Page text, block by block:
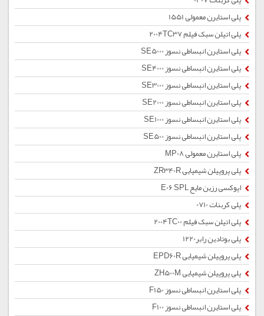
پلی استایرن معمولی 1551
پلی اتیلن سبک فیلم 2004TC37
پلی استایرن انبساطی نسوز SE5000
پلی استایرن انبساطی نسوز SE4000
پلی استایرن انبساطی نسوز SE3000
پلی استایرن انبساطی نسوز SE2000
پلی استایرن انبساطی نسوز SE1000
پلی استایرن انبساطی نسوز SE500
پلی استایرن معمولی MP08
پلی پروپیلن شیمیایی ZR340R
اپوکسی رزین مایع E06 SPL
پلی کربنات 0710
پلی اتیلن سبک فیلم 2004TC00
پلی بوتادین رابر1220
پلی پروپیلن شیمیایی EPD60R
پلی پروپیلن شیمیایی ZH500M
پلی استایرن انبساطی نسوز F150
پلی استایرن انبساطی نسوز F100